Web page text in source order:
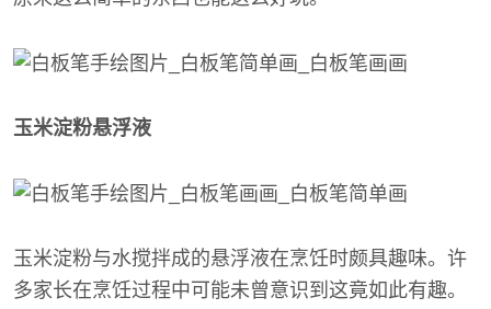
玉米淀粉悬浮液
玉米淀粉与水搅拌成的悬浮液在烹饪时颇具趣味。许
多家长在烹饪过程中可能未曾意识到这竟如此有趣。